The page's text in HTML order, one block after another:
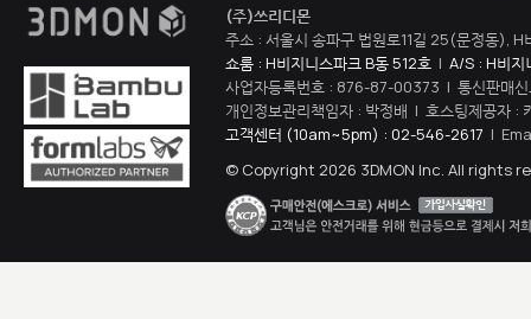
(주)쓰리디몬
주소 : 서울시 송파구 법원로11길 25(문정동),
쇼룸 : H비지니스파크 B동 512호 | A/S : H비지
사업자등록번호 : 876-87-00373 | 통신판매
개인정보관리책임자 : 박정배 | 호스팅제공자 :
고객센터 (10am~5pm) : 02-546-2617 |
© Copyright 2026 3DMON Inc. All rights